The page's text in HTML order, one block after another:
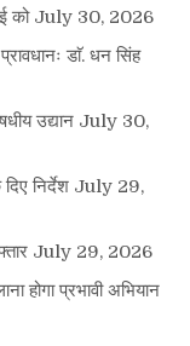
को July 30, 2026
डाॅ. धन सिंह
उद्यान July 30,
निर्देश July 29,
July 29, 2026
होगा प्रभावी अभियान